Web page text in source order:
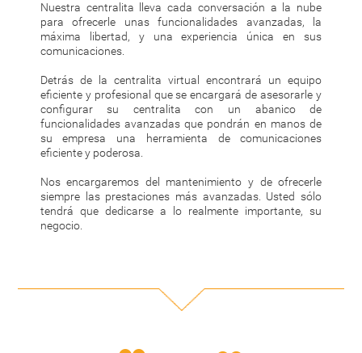
Nuestra centralita lleva cada conversación a la nube
para ofrecerle unas funcionalidades avanzadas, la
máxima libertad, y una experiencia única en sus
comunicaciones.
Detrás de la centralita virtual encontrará un equipo
eficiente y profesional que se encargará de asesorarle y
configurar su centralita con un abanico de
funcionalidades avanzadas que pondrán en manos de
su empresa una herramienta de comunicaciones
eficiente y poderosa.
Nos encargaremos del mantenimiento y de ofrecerle
siempre las prestaciones más avanzadas. Usted sólo
tendrá que dedicarse a lo realmente importante, su
negocio.